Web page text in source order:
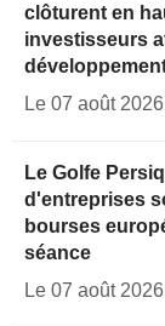
clôturent en
investisseurs
Le 07 août
Le Golfe
d'entreprises
bourses
séance
Le 07 août